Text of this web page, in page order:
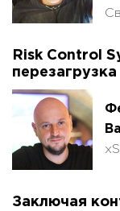
Risk Control
перезагрузка
Заключая